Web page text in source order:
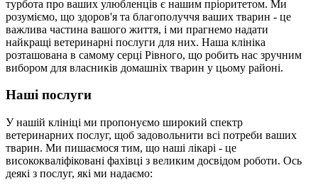
турбота про ваших улюбленців є нашим пріоритетом. Ми
розуміємо, що здоров'я та благополуччя ваших тварин - це
важлива частина вашого життя, і ми прагнемо надати
найкращі ветеринарні послуги для них. Наша клініка
розташована в самому серці Рівного, що робить нас зручним
вибором для власників домашніх тварин у цьому районі.
Наші послуги
У нашій клініці ми пропонуємо широкий спектр
ветеринарних послуг, щоб задовольнити всі потреби ваших
тварин. Ми пишаємося тим, що наші лікарі - це
висококваліфіковані фахівці з великим досвідом роботи. Ось
деякі з послуг, які ми надаємо: